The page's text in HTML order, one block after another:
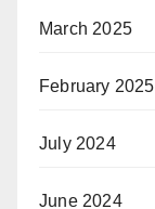
March 2025
February 2025
July 2024
June 2024